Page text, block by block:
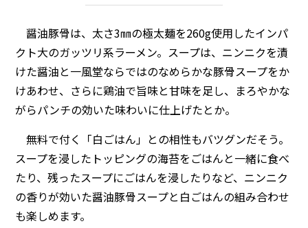
醤油豚骨は、太さ3㎜の極太麺を260g使用したインパ
クト大のガッツリ系ラーメン。スープは、ニンニクを漬
けた醤油と一風堂ならではのなめらかな豚骨スープをか
けあわせ、さらに鶏油で旨味と甘味を足し、まろやかな
がらパンチの効いた味わいに仕上げたとか。
無料で付く「白ごはん」との相性もバツグンだそう。
スープを浸したトッピングの海苔をごはんと一緒に食べ
たり、残ったスープにごはんを浸したりなど、ニンニク
の香りが効いた醤油豚骨スープと白ごはんの組み合わせ
も楽しめます。